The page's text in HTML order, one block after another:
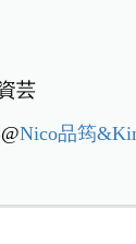
芸
Nico品筠